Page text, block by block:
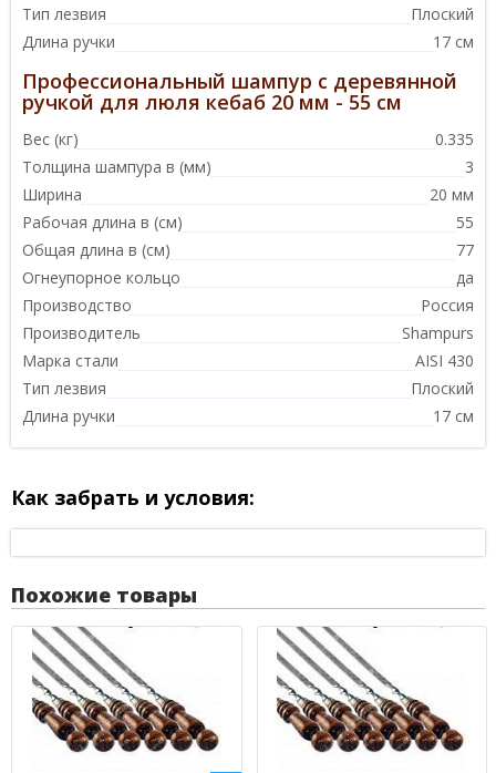
Тип лезвия
Плоский
Длина ручки
17 см
Профессиональный шампур с деревянной
ручкой для люля кебаб 20 мм - 55 см
Вес (кг)
0.335
Толщина шампура в (мм)
3
Ширина
20 мм
Рабочая длина в (см)
55
Общая длина в (см)
77
Огнеупорное кольцо
да
Производство
Россия
Производитель
Shampurs
Марка стали
AISI 430
Тип лезвия
Плоский
Длина ручки
17 см
Как забрать и условия:
Похожие товары